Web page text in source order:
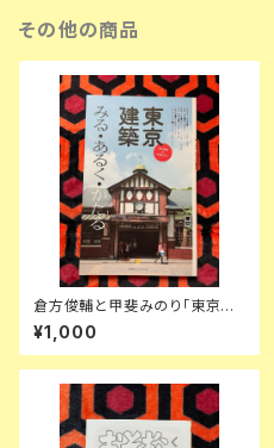
その他の商品
倉方俊輔と甲斐みのり「東京建
築 みる・あるく・かたる」初版 京
阪神エルマガジン社 レトロモダ
ン
¥1,000